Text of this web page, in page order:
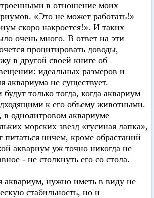
в отношение моих
«Это не может работать!»
скоро накроется!». И таких
очень много. В ответ на эти
процитировать доводы,
в другой своей книге об
идеальных размеров и
аквариума не существует.
только тогда, когда аквариум
к его объему животными.
в однолитровом аквариуме
морских звезд «гусиная лапка»,
питаться ничем, кроме обрастаний
аквариум уж точно никогда не
- не столкнуть его со стола.
аквариум, нужно иметь в виду не
стабильность, но и